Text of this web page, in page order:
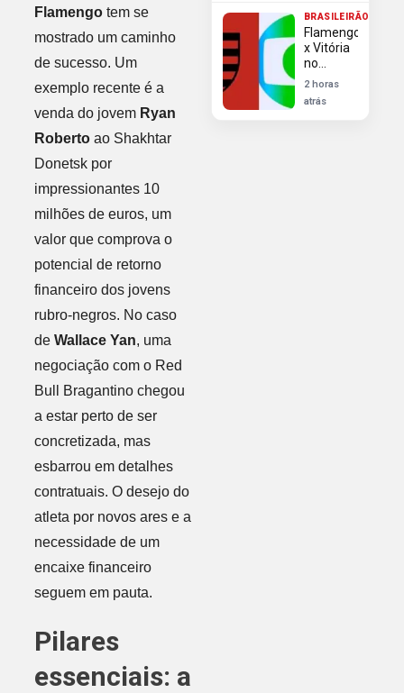
Flamengotem se
mostrado um caminho
de sucesso. Um
exemplo recente é a
venda do jovem Ryan
Robertoao Shakhtar
Donetsk por
impressionantes 10
milhões de euros, um
valor que comprova o
potencial de retorno
financeiro dos jovens
rubro-negros. No caso
de Wallace Yan, uma
negociação com o Red
Bull Bragantino chegou
a estar perto de ser
concretizada, mas
esbarrou em detalhes
contratuais. O desejo do
atleta por novos ares e a
necessidade de um
encaixe financeiro
seguem em pauta.
Pilares
essenciais: a
Vitória
BRASILEIRÃO
Flamengo
x Vitória
no
Brasileirão
Globo
não
2 horas
atrás